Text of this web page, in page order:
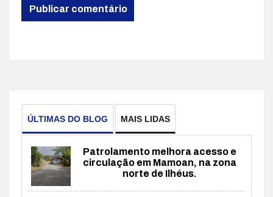
ÚLTIMAS DO BLOG MAIS LIDAS
Patrolamento melhora acesso e
circulação em Mamoan, na zona
norte de Ilhéus.